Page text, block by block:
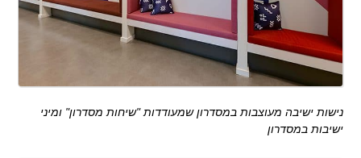
נישות ישיבה מעוצבות במסדרון שמעודדות "שיחות מסדרון" ומיני
ישיבות במסדרון